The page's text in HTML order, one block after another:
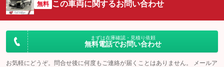
無料 この車両に関するお問い合わせ
まずは在庫確認・見積り依頼
無料電話でお問い合わせ
お気軽にどうぞ。問合せ後に何度もご連絡が届くことはありません。 メールア